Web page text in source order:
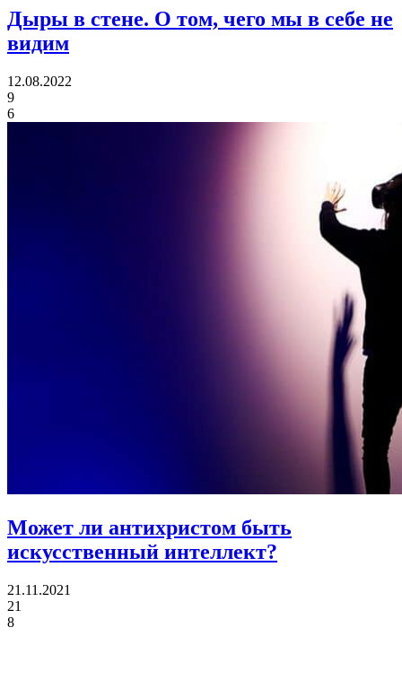
Дыры в стене. О том, чего мы в себе не
видим
12.08.2022
9
6
Может ли антихристом быть
искусственный интеллект?
21.11.2021
21
8